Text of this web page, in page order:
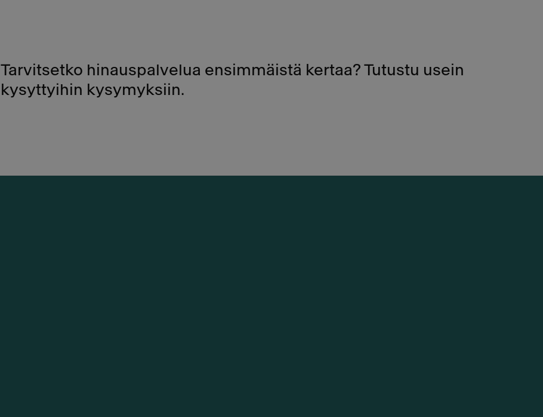
Tarvitsetko hinauspalvelua ensimmäistä kertaa? Tutustu usein
kysyttyihin kysymyksiin.